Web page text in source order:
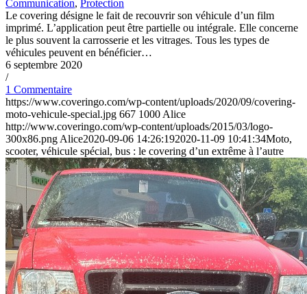
Communication, Protection
Le covering désigne le fait de recouvrir son véhicule d’un film
imprimé. L’application peut être partielle ou intégrale. Elle concerne
le plus souvent la carrosserie et les vitrages. Tous les types de
véhicules peuvent en bénéficier…
6 septembre 2020
/
1 Commentaire
https://www.coveringo.com/wp-content/uploads/2020/09/covering-
moto-vehicule-special.jpg 667 1000 Alice
http://www.coveringo.com/wp-content/uploads/2015/03/logo-
300x86.png Alice2020-09-06 14:26:192020-11-09 10:41:34Moto,
scooter, véhicule spécial, bus : le covering d’un extrême à l’autre